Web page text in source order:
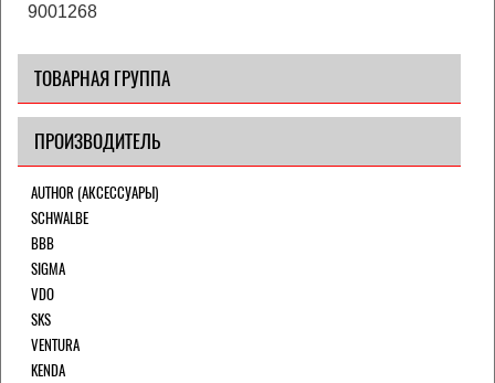
9001268
ТОВАРНАЯ ГРУППА
ПРОИЗВОДИТЕЛЬ
AUTHOR (АКСЕССУАРЫ)
SCHWALBE
BBB
SIGMA
VDO
SKS
VENTURA
KENDA